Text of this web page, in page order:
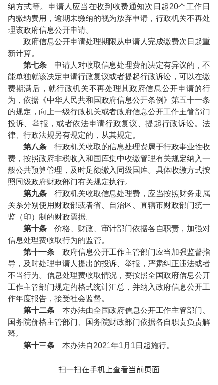
纳方式等。申请人应当在收到收费通知次日起20个工作日
内缴纳费用，逾期未缴纳的视为放弃申请，行政机关不再处
理该政府信息公开申请。
政府信息公开申请处理期限从申请人完成缴费次日起重
新计算。
第七条 申请人对收取信息处理费的决定有异议的，不
能单独就该决定申请行政复议或者提起行政诉讼，可以在缴
费期满后，就行政机关不再处理其政府信息公开申请的行
为，依据《中华人民共和国政府信息公开条例》第五十一条
的规定，向上一级行政机关或者政府信息公开工作主管部门
投诉、举报，或者依法申请行政复议、提起行政诉讼。法
律、行政法规另有规定的，从其规定。
第八条 行政机关收取的信息处理费属于行政事业性收
费，按照政府非税收入和国库集中收缴管理有关规定纳入一
般公共预算管理，及时足额缴入同级国库。具体收缴方式按
照同级政府财政部门有关规定执行。
第九条 行政机关收取信息处理费，应当按照财务隶属
关系分别使用财政部或者省、自治区、直辖市财政部门统一
监（印）制的财政票据。
第十条 价格、财政、审计部门依据各自职责，加强对
信息处理费收取行为的监管。
第十一条 政府信息公开工作主管部门应当加强监督指
导，及时处理申请人提出的投诉、举报，严肃纠正违法或者
不当行为。信息处理费收取情况，要按照全国政府信息公开
工作主管部门规定的格式统计汇总，并纳入政府信息公开工
作年度报告，接受社会监督。
第十二条 本办法由全国政府信息公开工作主管部门、
国务院价格主管部门、国务院财政部门依据各自职责负责解
释。
第十三条 本办法自2021年1月1日起施行。
扫一扫在手机上查看当前页面